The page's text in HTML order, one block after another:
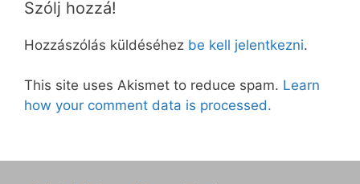
Szólj hozzá!
Hozzászólás küldéséhez be kell jelentkezni.
This site uses Akismet to reduce spam. Learn
how your comment data is processed.